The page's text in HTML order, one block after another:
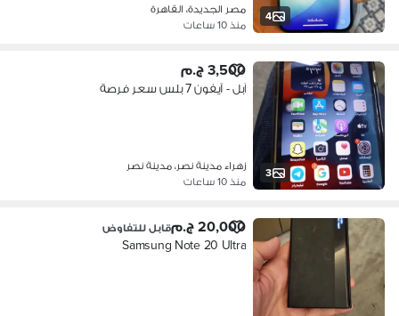
4
مصر الجديدة، القاهرة
منذ 10 ساعات
3
3,500 ج.م
آبل - آيفون 7 بلس سعر فرصة
زهراء مدينة نصر، مدينة نصر
منذ 10 ساعات
20,000 ج.م قابل للتفاوض
Samsung Note 20 Ultra